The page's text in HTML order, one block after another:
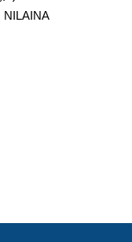
NILAINA